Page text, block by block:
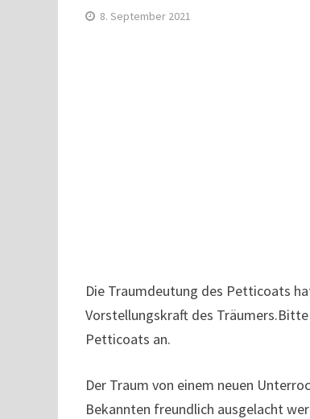
8. September 2021
Die Traumdeutung des Petticoats
Vorstellungskraft des
Petticoats an.
Der Traum von einem neuen
Bekannten freundlich ausgelacht